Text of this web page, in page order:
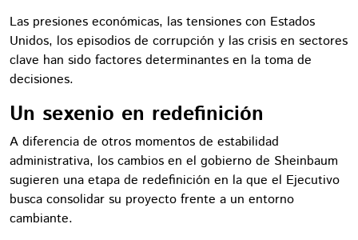
Las presiones económicas, las tensiones con Estados
Unidos, los episodios de corrupción y las crisis en sectores
clave han sido factores determinantes en la toma de
decisiones.
Un sexenio en redefinición
A diferencia de otros momentos de estabilidad
administrativa, los cambios en el gobierno de Sheinbaum
sugieren una etapa de redefinición en la que el Ejecutivo
busca consolidar su proyecto frente a un entorno
cambiante.